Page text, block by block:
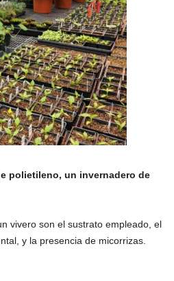
polietileno, un invernadero de
vivero son el sustrato empleado, el
y la presencia de micorrizas.